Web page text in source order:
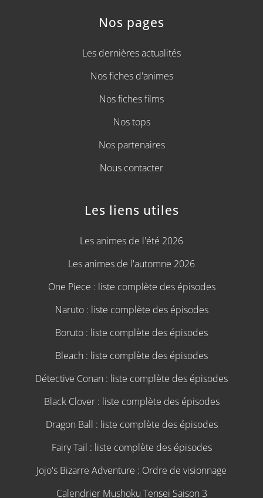
Nos pages
Les dernières actualités
Nos fiches d'animes
Nos fiches films
Nos tops
Nos partenaires
Nous contacter
Les liens utiles
Les animes de l'été 2026
Les animes de l'automne 2026
One Piece : liste complète des épisodes
Naruto : liste complète des épisodes
Boruto : liste complète des épisodes
Bleach : liste complète des épisodes
Détective Conan : liste complète des épisodes
Black Clover : liste complète des épisodes
Dragon Ball : liste complète des épisodes
Fairy Tail : liste complète des épisodes
Jojo's Bizarre Adventure : Ordre de visionnage
Calendrier Mushoku Tensei Saison 3